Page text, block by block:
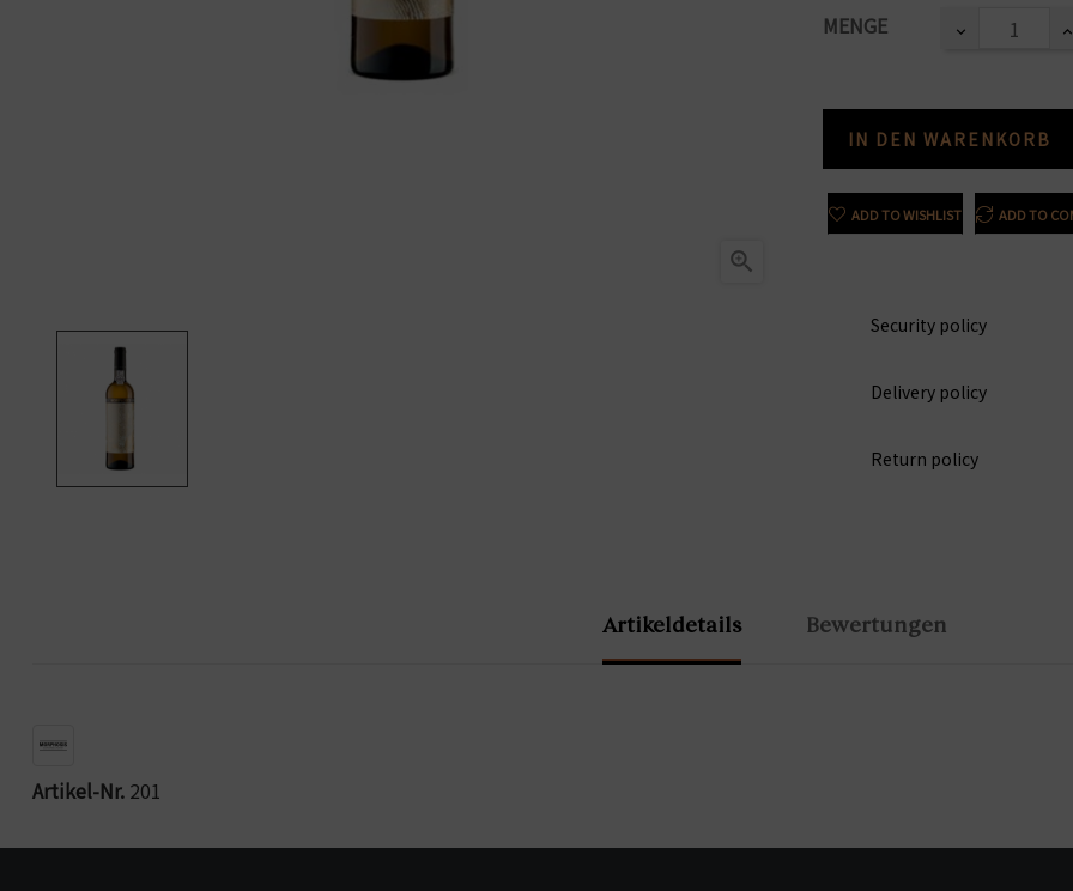

MENGE
IN DEN WARENKORB
ADD TO WISHLIST ADD TO
Security policy
Delivery policy
Return policy
Artikeldetails Bewertungen
Artikel-Nr. 201